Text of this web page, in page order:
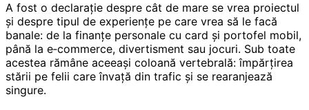
A fost o declarație despre cât de mare se vrea proiectul
și despre tipul de experiențe pe care vrea să le facă
banale: de la finanțe personale cu card și portofel mobil,
până la e‑commerce, divertisment sau jocuri. Sub toate
acestea rămâne aceeași coloană vertebrală: împărțirea
stării pe felii care învață din trafic și se rearanjează
singure.